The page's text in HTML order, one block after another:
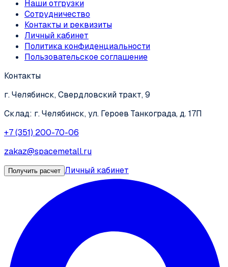
Наши отгрузки
Сотрудничество
Контакты и реквизиты
Личный кабинет
Политика конфиденциальности
Пользовательское соглашение
Контакты
г. Челябинск, Свердловский тракт, 9
Склад: г. Челябинск, ул. Героев Танкограда, д. 17П
+7 (351) 200-70-06
zakaz@spacemetall.ru
Получить расчет Личный кабинет